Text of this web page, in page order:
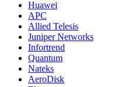
Huawei
APC
Allied Telesis
Juniper Networks
Infortrend
Quantum
Nateks
AeroDisk